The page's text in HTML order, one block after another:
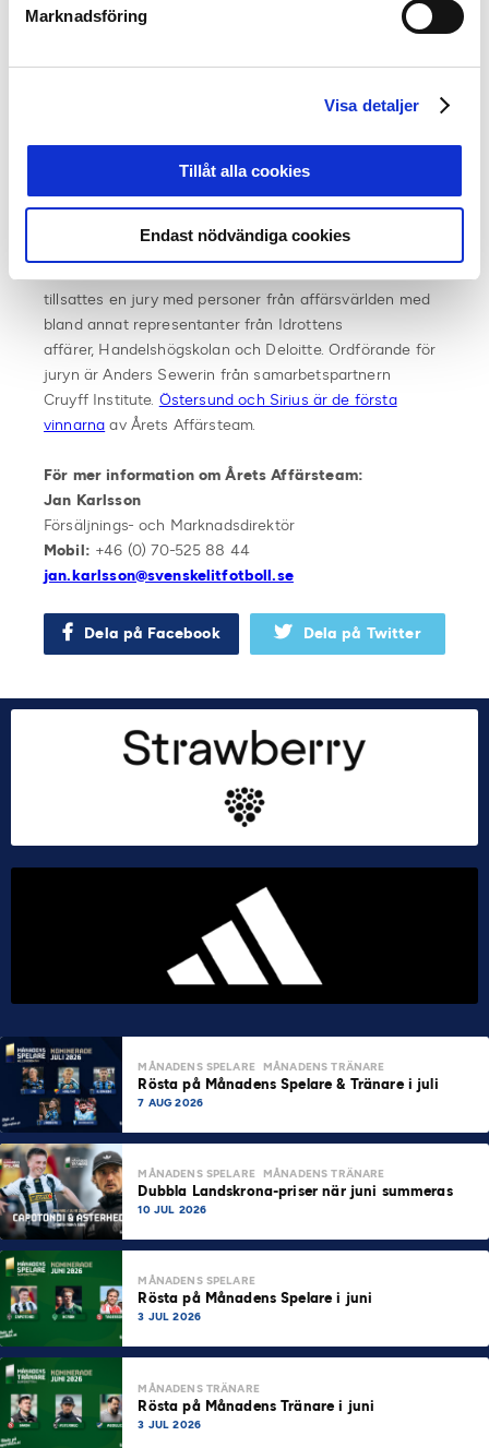
Marknadsföring
Visa detaljer
Tillåt alla cookies
Endast nödvändiga cookies
resan.
Anders Sewerin, Cruyff Institute och
Fakta Årets Affärsteam:
Inför 2016 så etablerades och
implementerades benchmarking sett utifrån sju olika
. Och i samband med det
tillsattes en jury med personer från affärsvärlden med
bland annat representanter från Idrottens
affärer, Handelshögskolan och Deloitte. Ordförande för
juryn är Anders Sewerin från samarbetspartnern
Cruyff Institute. Östersund och Sirius är de första
vinnarna av Årets Affärsteam.
För mer information om Årets Affärsteam:
Jan Karlsson
Försäljnings- och Marknadsdirektör
Mobil: +46 (0) 70-525 88 44
jan.karlsson@svenskelitfotboll.se
Dela på Facebook Dela på Twitter
MÅNADENS SPELARE MÅNADENS TRÄNARE
Rösta på Månadens Spelare & Tränare i juli
7 AUG 2026
MÅNADENS SPELARE MÅNADENS TRÄNARE
Dubbla Landskrona-priser när juni summeras
10 JUL 2026
MÅNADENS SPELARE
Rösta på Månadens Spelare i juni
3 JUL 2026
MÅNADENS TRÄNARE
Rösta på Månadens Tränare i juni
3 JUL 2026